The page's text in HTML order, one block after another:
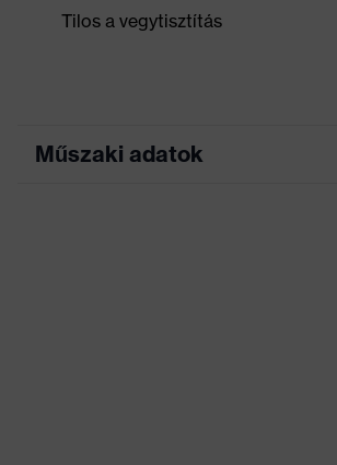
Tilos a vegytisztítás
Műszaki adatok